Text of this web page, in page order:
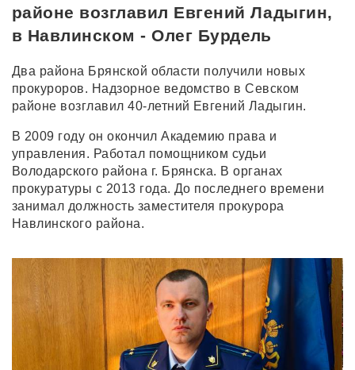
районе возглавил Евгений Ладыгин,
в Навлинском - Олег Бурдель
Два района Брянской области получили новых
прокуроров. Надзорное ведомство в Севском
районе возглавил 40-летний Евгений Ладыгин.
В 2009 году он окончил Академию права и
управления. Работал помощником судьи
Володарского района г. Брянска. В органах
прокуратуры с 2013 года. До последнего времени
занимал должность заместителя прокурора
Навлинского района.